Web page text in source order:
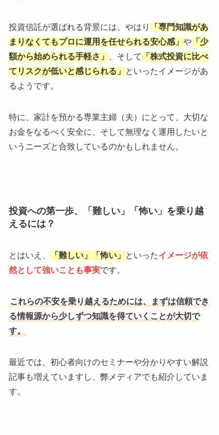
投資信託が選ばれる背景には、やはり
「専門知識があ
まりなくてもプロに運用を任せられる安心感」 や 「少
額から始められる手軽さ」 、そして
「株式投資に比べ
てリスクが低いと感じられる」
といったイメージがあ
るようです。
特に、家計を預かる専業主婦（夫）にとって、大切な
お金をなるべく安全に、そして無理なく運用したいと
いうニーズと合致しているのかもしれません。
投資への第一歩、「難しい」「怖い」を乗り越
えるには？
とはいえ、 「難しい」「怖い」 といったイメージが依
然として強いことも事実です。
これらの不安を乗り越えるためには、まずは信頼でき
る情報源から少しずつ知識を得ていくことが大切で
す。
最近では、初心者向けのセミナーや分かりやすい解説
記事も増えていますし、弊メディアでも紹介していま
す。